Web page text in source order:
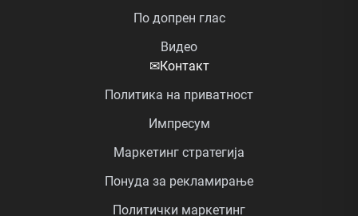
По допрен глас
Видео
✉Контакт
Политика на приватност
Импресум
Маркетинг стратегија
Понуда за рекламирање
Политички маркетинг